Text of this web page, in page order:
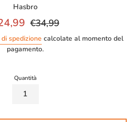
Hasbro
Prezzo
listino
€34,99
spedizione calcolate al momento del
pagamento.
Quantità